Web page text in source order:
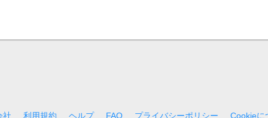
社 利用規約 ヘルプ FAQ プライバシーポリシー
Cookieに